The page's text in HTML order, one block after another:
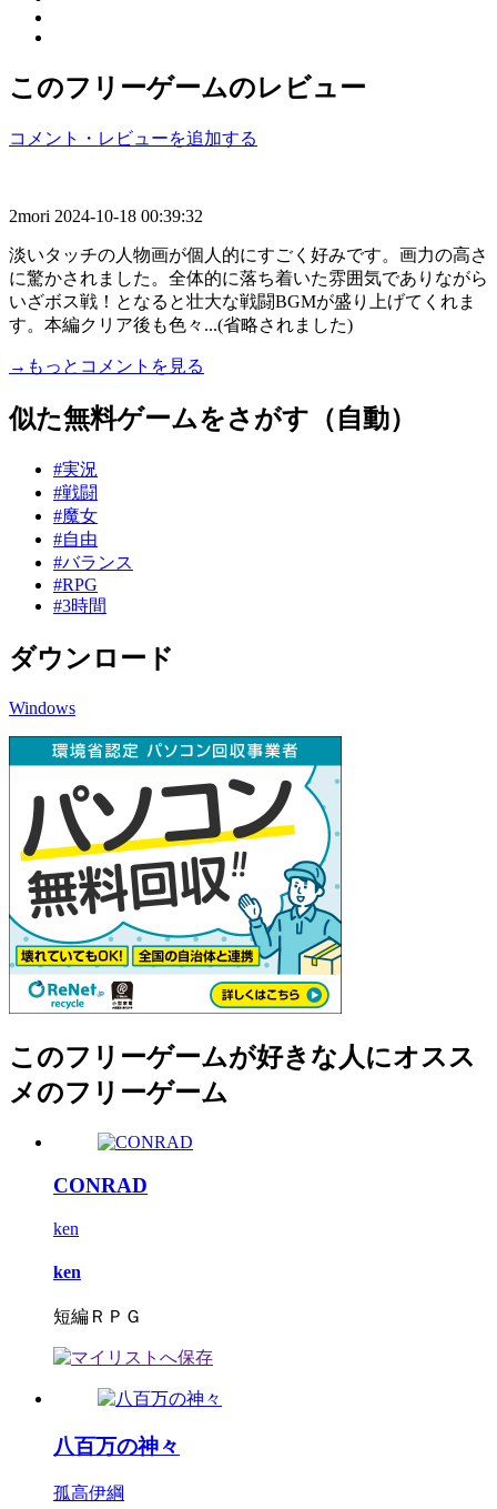
このフリーゲームのレビュー
コメント・レビューを追加する
2mori 2024-10-18 00:39:32
淡いタッチの人物画が個人的にすごく好みです。画力の高さ
に驚かされました。全体的に落ち着いた雰囲気でありながら
いざボス戦！となると壮大な戦闘BGMが盛り上げてくれま
す。本編クリア後も色々...(省略されました)
→もっとコメントを見る
似た無料ゲームをさがす（自動）
#実況
#戦闘
#魔女
#自由
#バランス
#RPG
#3時間
ダウンロード
Windows
このフリーゲームが好きな人にオスス
メのフリーゲーム
CONRAD
ken
ken
短編ＲＰＧ
八百万の神々
孤高伊綱